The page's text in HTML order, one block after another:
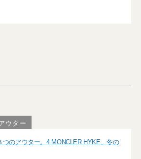
ウター
つのアウター。4 MONCLER HYKE、冬の